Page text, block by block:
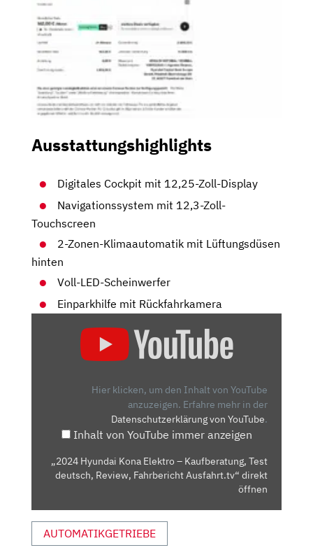
Ausstattungshighlights
Digitales Cockpit mit 12,25-Zoll-Display
Navigationssystem mit 12,3-Zoll-
Touchscreen
2-Zonen-Klimaautomatik mit Lüftungsdüsen
hinten
Voll-LED-Scheinwerfer
Einparkhilfe mit Rückfahrkamera
HYUNDAI
DEUTSCH,
REVIEW,
FAHRBERICHT
YOUTUBE
ANZEIGEN
Hier klicken, um den Inhalt von YouTube
anzuzeigen. Erfahre mehr in der
Datenschutzerklärung von YouTube.
Inhalt von YouTube immer anzeigen
„2024 Hyundai Kona Elektro – Kaufberatung, Test
deutsch, Review, Fahrbericht Ausfahrt.tv“ direkt
öffnen
AUTOMATIKGETRIEBE